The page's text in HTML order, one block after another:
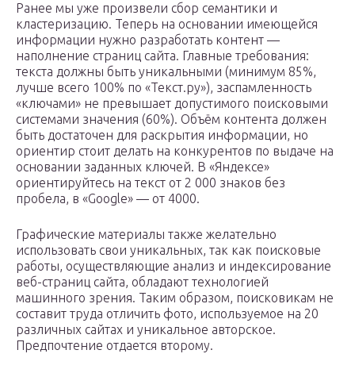
Ранее мы уже произвели сбор семантики и
кластеризацию. Теперь на основании имеющейся
информации нужно разработать контент —
наполнение страниц сайта. Главные требования:
текста должны быть уникальными (минимум 85%,
лучше всего 100% по «Текст.ру»), заспамленность
«ключами» не превышает допустимого поисковыми
системами значения (60%). Объём контента должен
быть достаточен для раскрытия информации, но
ориентир стоит делать на конкурентов по выдаче на
основании заданных ключей. В «Яндексе»
ориентируйтесь на текст от 2 000 знаков без
пробела, в «Google» — от 4000.
Графические материалы также желательно
использовать свои уникальных, так как поисковые
работы, осуществляющие анализ и индексирование
веб-страниц сайта, обладают технологией
машинного зрения. Таким образом, поисковикам не
составит труда отличить фото, используемое на 20
различных сайтах и уникальное авторское.
Предпочтение отдается второму.